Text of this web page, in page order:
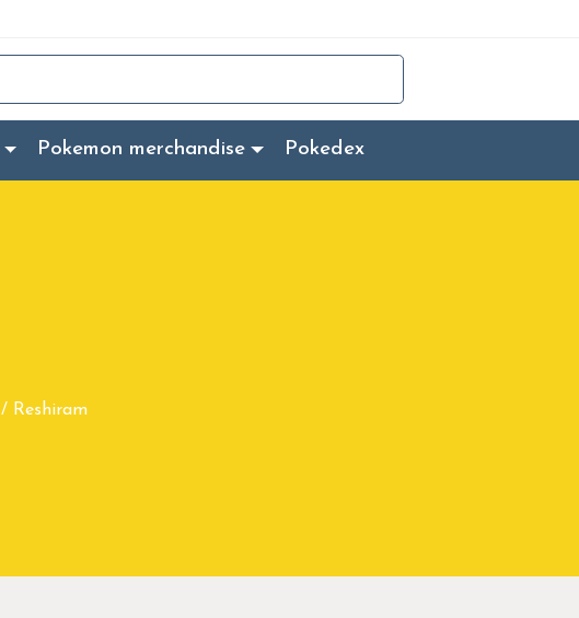
Pokemon merchandise Pokedex
/ Reshiram